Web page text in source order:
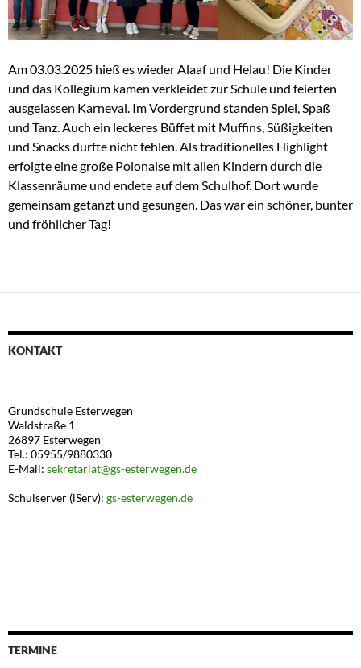
Am 03.03.2025 hieß es wieder Alaaf und Helau! Die Kinder
und das Kollegium kamen verkleidet zur Schule und feierten
ausgelassen Karneval. Im Vordergrund standen Spiel, Spaß
und Tanz. Auch ein leckeres Büffet mit Muffins, Süßigkeiten
und Snacks durfte nicht fehlen. Als traditionelles Highlight
erfolgte eine große Polonaise mit allen Kindern durch die
Klassenräume und endete auf dem Schulhof. Dort wurde
gemeinsam getanzt und gesungen. Das war ein schöner, bunter
und fröhlicher Tag!
KONTAKT
Grundschule Esterwegen
Waldstraße 1
26897 Esterwegen
Tel.: 05955/9880330
E-Mail: sekretariat@gs-esterwegen.de
Schulserver (iServ): gs-esterwegen.de
TERMINE